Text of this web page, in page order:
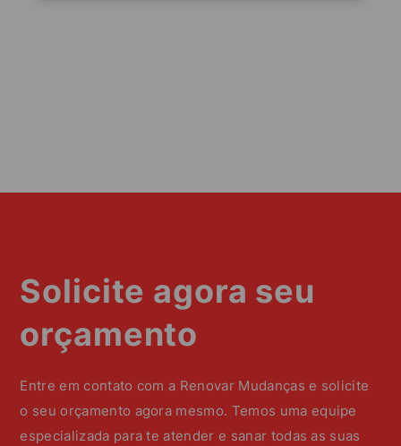
Solicite agora seu
orçamento
Entre em contato com a Renovar Mudanças e solicite
o seu orçamento agora mesmo. Temos uma equipe
especializada para te atender e sanar todas as suas